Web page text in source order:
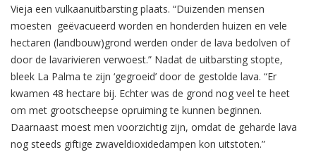
Vieja een vulkaanuitbarsting plaats. “Duizenden mensen
moesten geëvacueerd worden en honderden huizen en vele
hectaren (landbouw)grond werden onder de lava bedolven of
door de lavarivieren verwoest.” Nadat de uitbarsting stopte,
bleek La Palma te zijn ‘gegroeid’ door de gestolde lava. “Er
kwamen 48 hectare bij. Echter was de grond nog veel te heet
om met grootscheepse opruiming te kunnen beginnen.
Daarnaast moest men voorzichtig zijn, omdat de geharde lava
nog steeds giftige zwaveldioxidedampen kon uitstoten.”